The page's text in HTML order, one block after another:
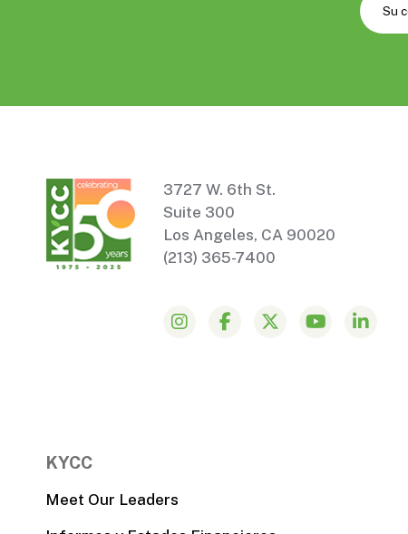
3727 W. 6th St.
Suite 300
Los Angeles, CA 90020
(213) 365-7400
KYCC
Meet Our Leaders